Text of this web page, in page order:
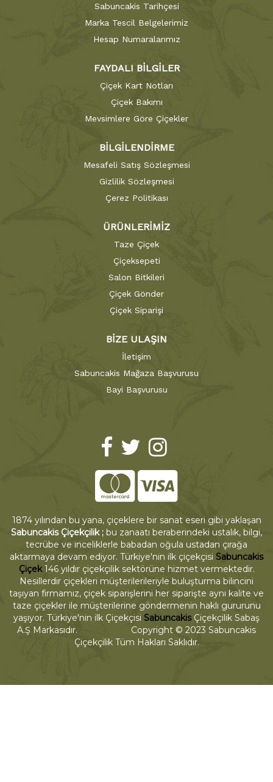
Sabuncakis Tarihçesi
Marka Tescil Belgelerimiz
Hesap Numaralarımız
FAYDALI BİLGİLER
Çiçek Kart Notları
Çiçek Bakımı
Mevsimlere Göre Çiçekler
BİLGİLENDİRME
Mesafeli Satış Sözleşmesi
Gizlilik Sözleşmesi
Çerez Politikası
ÜRÜNLERİMİZ
Taze Çiçek
Çiçeksepeti
Salon Bitkileri
Çiçek Gönder
Çiçek Siparişi
BİZE ULAŞIN
İletişim
Sabuncakis Mağaza Başvurusu
Bayi Başvurusu
1874 yılından bu yana, çiçeklere bir sanat eseri gibi yaklaşan
Sabuncakis Çiçekçilik ; bu zanaatı beraberindeki ustalık, bilgi,
tecrübe ve inceliklerle babadan oğula ustadan çırağa
aktarmaya devam ediyor. Türkiye'nin ilk çiçekçisi Sabuncakis
Çiçek146 yıldır çiçekçilik sektörüne hizmet vermektedir.
Nesillerdir çiçekleri müşterilerileriyle buluşturma bilincini
taşıyan firmamız, çiçek siparişlerini her siparişte aynı kalite ve
taze çiçekler ile müşterilerine göndermenin haklı gururunu
yaşıyor. Türkiye'nin ilk Çiçekçisi SabuncakisÇiçekçilik Sabaş
A.Ş Markasıdır. Copyright © 2023 Sabuncakis
Çiçekçilik Tüm Hakları Saklıdır.